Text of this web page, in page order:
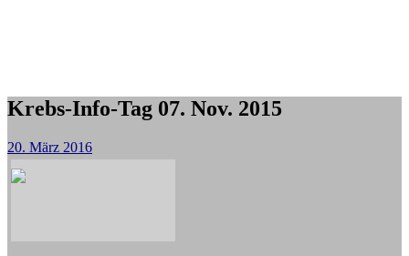
Krebs-Info-Tag 07. Nov. 2015
20. März 2016